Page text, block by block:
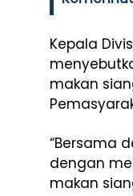
Kepala
makan
“Bersama
dengan
makan